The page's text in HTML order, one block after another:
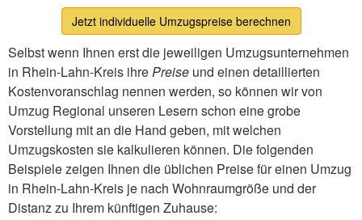
Jetzt individuelle Umzugspreise berechnen
Selbst wenn Ihnen erst die jeweiligen Umzugsunternehmen
in Rhein-Lahn-Kreis ihrePreise und einen detaillierten
Kostenvoranschlag nennen werden, so können wir von
Umzug Regional unseren Lesern schon eine grobe
Vorstellung mit an die Hand geben, mit welchen
Umzugskosten sie kalkulieren können. Die folgenden
Beispiele zeigen Ihnen die üblichen Preise für einen Umzug
in Rhein-Lahn-Kreis je nach Wohnraumgröße und der
Distanz zu Ihrem künftigen Zuhause: